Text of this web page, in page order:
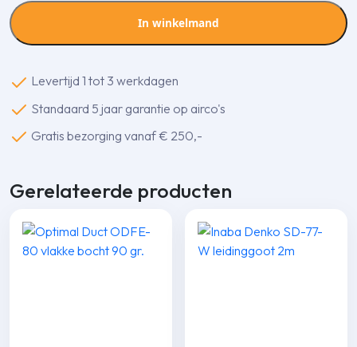
I
wand-
aantal
In winkelmand
Levertijd 1 tot 3 werkdagen
Standaard 5 jaar garantie op airco's
Gratis bezorging vanaf € 250,-
Gerelateerde producten